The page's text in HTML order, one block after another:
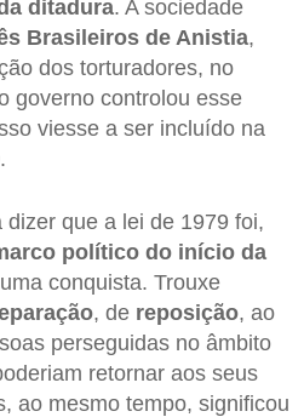
ditadura. A sociedade
Brasileiros de Anistia,
dos torturadores, no
governo controlou esse
viesse a ser incluído na
.
que a lei de 1979 foi,
político do início da
conquista. Trouxe
, de reposição, ao
perseguidas no âmbito
retornar aos seus
ao mesmo tempo, significou